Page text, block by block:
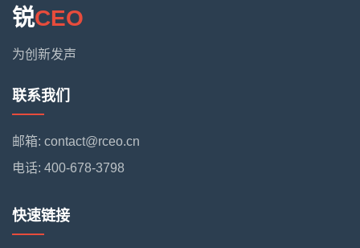
锐CEO
为创新发声
联系我们
邮箱: contact@rceo.cn
电话: 400-678-3798
快速链接